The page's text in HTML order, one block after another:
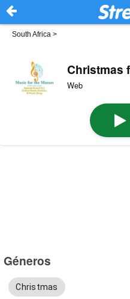
South Africa >
Christmas
Web
Géneros
Christmas